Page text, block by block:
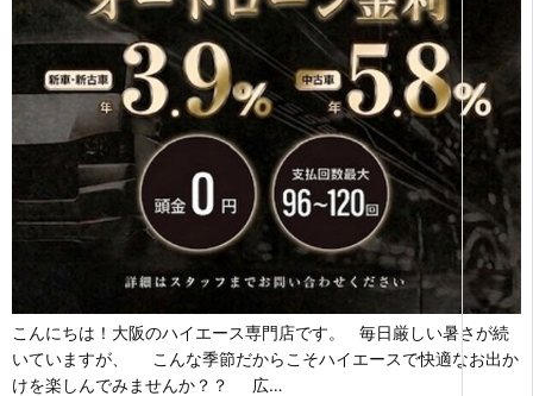
こんにちは！大阪のハイエース専門店です。 毎日厳しい暑さが続
いていますが、 こんな季節だからこそハイエースで快適なお出か
けを楽しんでみませんか？？ 広…